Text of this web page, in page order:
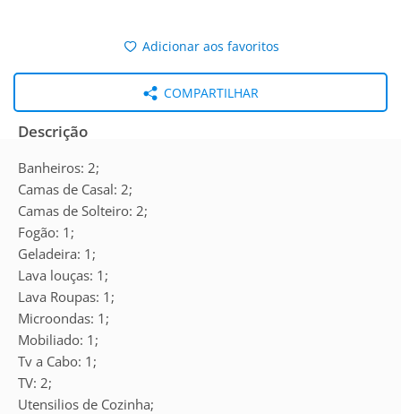
Adicionar aos favoritos
COMPARTILHAR
Descrição
Banheiros: 2;
Camas de Casal: 2;
Camas de Solteiro: 2;
Fogão: 1;
Geladeira: 1;
Lava louças: 1;
Lava Roupas: 1;
Microondas: 1;
Mobiliado: 1;
Tv a Cabo: 1;
TV: 2;
Utensilios de Cozinha;